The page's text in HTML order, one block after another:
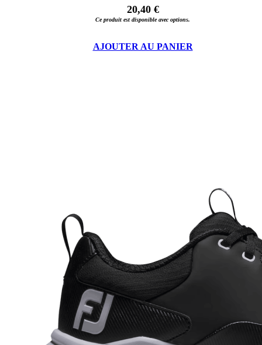
20,40 €
Ce produit est disponible avec options.
AJOUTER AU PANIER